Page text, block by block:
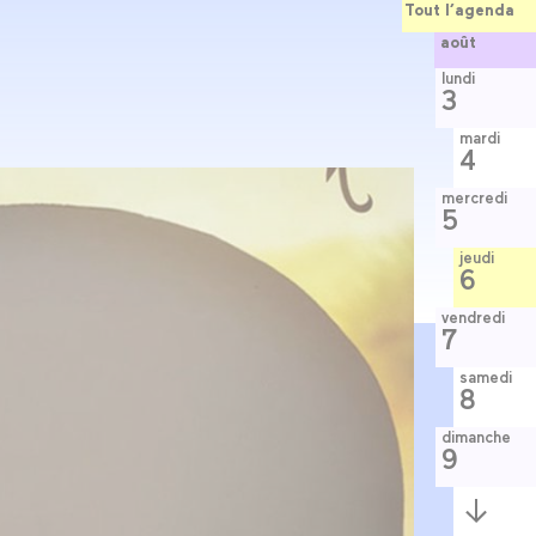
Tout l’agenda
août
lundi
3
mardi
4
mercredi
5
jeudi
6
vendredi
7
samedi
8
dimanche
9
Semaine
suivante